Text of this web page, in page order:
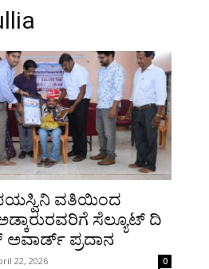
ಪಯಸ್ವಿನಿ ವತಿಯಿಂದ
ಸೆಲ್ಯೂಟ್ ದಿ
ಅವಾರ್ಡ್ ಪ್ರದಾನ
22, 2026 0